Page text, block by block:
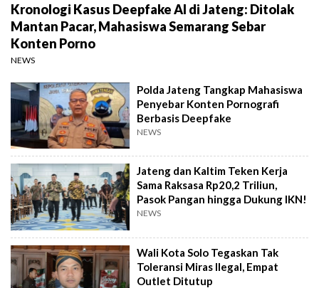
Kronologi Kasus Deepfake AI di Jateng: Ditolak
Mantan Pacar, Mahasiswa Semarang Sebar
Konten Porno
NEWS
Polda Jateng Tangkap Mahasiswa
Penyebar Konten Pornografi
Berbasis Deepfake
NEWS
Jateng dan Kaltim Teken Kerja
Sama Raksasa Rp20,2 Triliun,
Pasok Pangan hingga Dukung IKN!
NEWS
Wali Kota Solo Tegaskan Tak
Toleransi Miras Ilegal, Empat
Outlet Ditutup